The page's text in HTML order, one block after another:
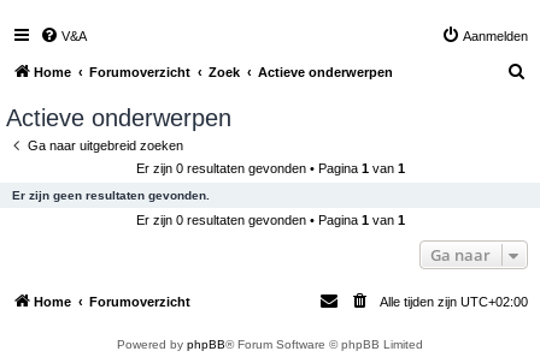
V&A Aanmelden
Home Forumoverzicht Zoek Actieve onderwerpen
Actieve onderwerpen
Ga naar uitgebreid zoeken
Er zijn 0 resultaten gevonden • Pagina 1van 1
Er zijn geen resultaten gevonden.
Er zijn 0 resultaten gevonden • Pagina 1van 1
Ga naar
Home Forumoverzicht Alle tijden zijn UTC+02:00
Powered by phpBB® Forum Software © phpBB Limited